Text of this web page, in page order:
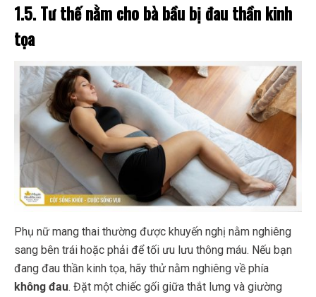
1.5. Tư thế nằm cho bà bầu bị đau thần kinh
tọa
Phụ nữ mang thai thường được khuyến nghị nằm nghiêng
sang bên trái hoặc phải để tối ưu lưu thông máu. Nếu bạn
đang đau thần kinh tọa, hãy thử nằm nghiêng về phía
không đau. Đặt một chiếc gối giữa thắt lưng và giường